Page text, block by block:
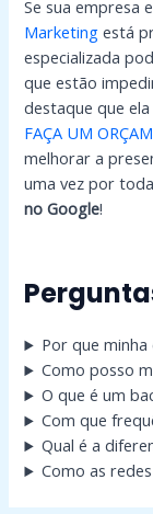
Se sua empresa
Marketing está
especializada
que estão
destaque que
FAÇA UM
melhorar a
uma vez por
no Google!
Por que
Como posso
O que é um
Com que
Qual é a
Como as